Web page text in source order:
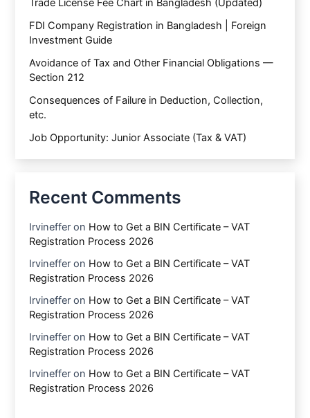
Trade License Fee Chart in Bangladesh (Updated)
FDI Company Registration in Bangladesh | Foreign
Investment Guide
Avoidance of Tax and Other Financial Obligations —
Section 212
Consequences of Failure in Deduction, Collection,
etc.
Job Opportunity: Junior Associate (Tax & VAT)
Recent Comments
Irvineffer on How to Get a BIN Certificate – VAT
Registration Process 2026
Irvineffer on How to Get a BIN Certificate – VAT
Registration Process 2026
Irvineffer on How to Get a BIN Certificate – VAT
Registration Process 2026
Irvineffer on How to Get a BIN Certificate – VAT
Registration Process 2026
Irvineffer on How to Get a BIN Certificate – VAT
Registration Process 2026